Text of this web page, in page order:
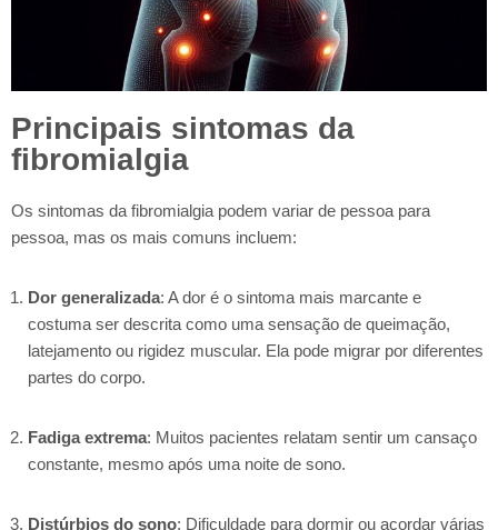
Principais sintomas da
fibromialgia
Os sintomas da fibromialgia podem variar de pessoa para
pessoa, mas os mais comuns incluem:
Dor generalizada: A dor é o sintoma mais marcante e
costuma ser descrita como uma sensação de queimação,
latejamento ou rigidez muscular. Ela pode migrar por diferentes
partes do corpo.
Fadiga extrema: Muitos pacientes relatam sentir um cansaço
constante, mesmo após uma noite de sono.
Distúrbios do sono: Dificuldade para dormir ou acordar várias